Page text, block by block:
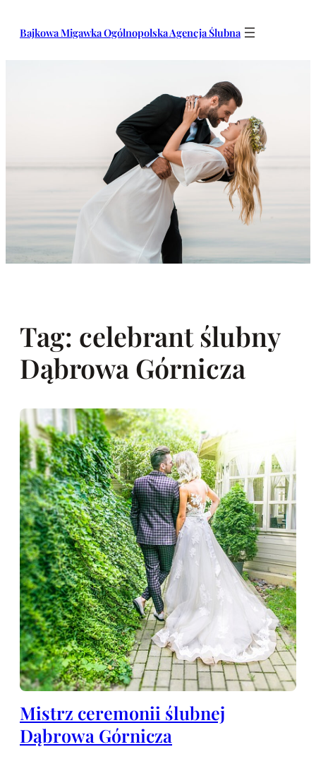
Bajkowa Migawka Ogólnopolska Agencja Ślubna
Tag: celebrant ślubny
Dąbrowa Górnicza
Mistrz ceremonii ślubnej
Dąbrowa Górnicza